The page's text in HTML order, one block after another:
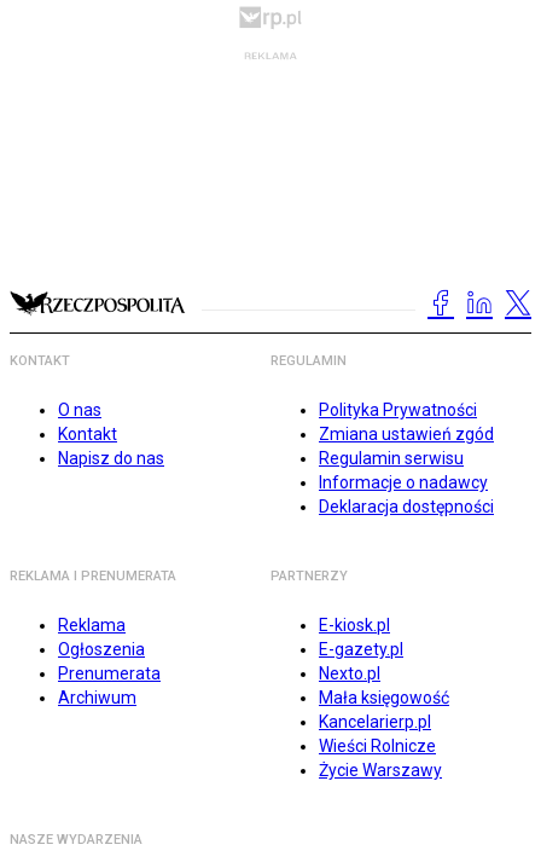
KONTAKT
O nas
Kontakt
Napisz do nas
REGULAMIN
Polityka Prywatności
Zmiana ustawień zgód
Regulamin serwisu
Informacje o nadawcy
Deklaracja dostępności
REKLAMA I PRENUMERATA
Reklama
Ogłoszenia
Prenumerata
Archiwum
PARTNERZY
E-kiosk.pl
E-gazety.pl
Nexto.pl
Mała księgowość
Kancelarierp.pl
Wieści Rolnicze
Życie Warszawy
NASZE WYDARZENIA